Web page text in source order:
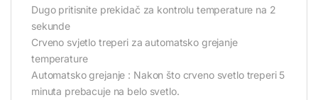
Dugo pritisnite prekidač za kontrolu temperature na 2
sekunde
Crveno svjetlo treperi za automatsko grejanje
temperature
Automatsko grejanje : Nakon što crveno svetlo treperi 5
minuta prebacuje na belo svetlo.